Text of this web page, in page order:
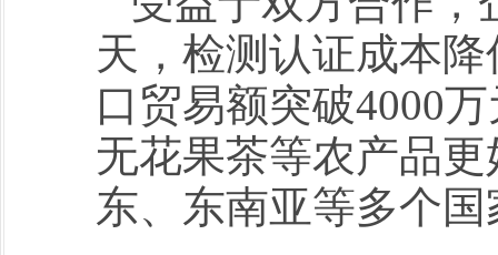
天，检测认证成本
口贸易额突破4000
无花果茶等农产品
东、东南亚等多个